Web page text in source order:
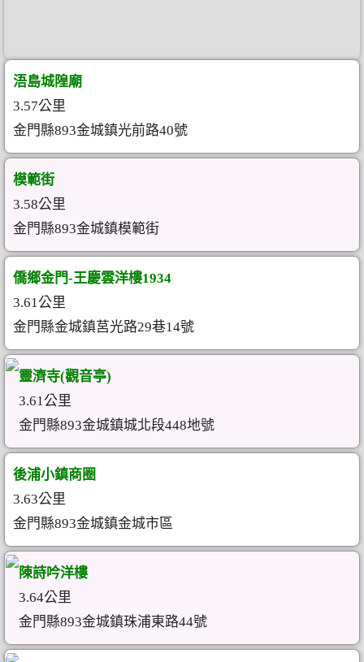
浯島城隍廟
3.57公里
金門縣893金城鎮光前路40號
模範街
3.58公里
金門縣893金城鎮模範街
僑鄉金門-王慶雲洋樓1934
3.61公里
金門縣金城鎮莒光路29巷14號
靈濟寺(觀音亭)
3.61公里
金門縣893金城鎮城北段448地號
後浦小鎮商圈
3.63公里
金門縣893金城鎮金城市區
陳詩吟洋樓
3.64公里
金門縣893金城鎮珠浦東路44號